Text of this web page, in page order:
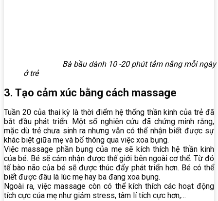
Bà bầu dành 10 -20 phút tắm nắng mỗi ngày
ở trẻ
3. Tạo cảm xúc bằng cách massage
Tuần 20 của thai kỳ là thời điểm hệ thống thần kinh của trẻ đã
bắt đầu phát triển. Một số nghiên cứu đã chứng minh rằng,
mặc dù trẻ chưa sinh ra nhưng vẫn có thể nhận biết được sự
khác biệt giữa mẹ và bố thông qua việc xoa bụng.
Việc massage phần bụng của mẹ sẽ kích thích hệ thần kinh
của bé. Bé sẽ cảm nhận được thế giới bên ngoài cơ thể. Từ đó
tế bào não của bé sẽ được thúc đẩy phát triển hơn. Bé có thể
biết được đâu là lúc mẹ hay ba đang xoa bụng.
Ngoài ra, việc massage còn có thể kích thích các hoạt động
tích cực của mẹ như giảm stress, tâm lí tích cực hơn,…